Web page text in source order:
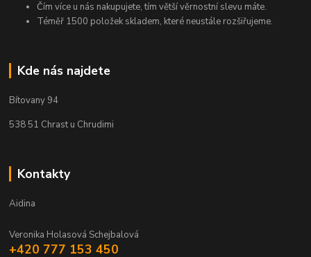
Čím více u nás nakupujete, tím větší věrnostní slevu máte.
Téměř 1500 položek skladem, které neustále rozšiřujeme.
Kde nás najdete
Bítovany 94
538 51 Chrast u Chrudimi
Kontakty
Aidina
Veronika Holasová Schejbalová
+420 777 153 450